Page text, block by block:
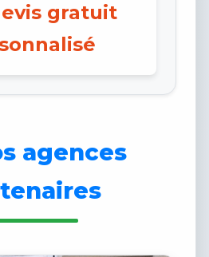
gratuit
agences